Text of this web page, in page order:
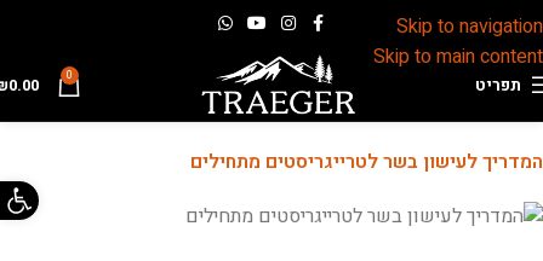
Skip to navigation
Skip to main content
תפריט 0
0.00
המדריך לעישון בשר לטרייגריסטים מתחילים